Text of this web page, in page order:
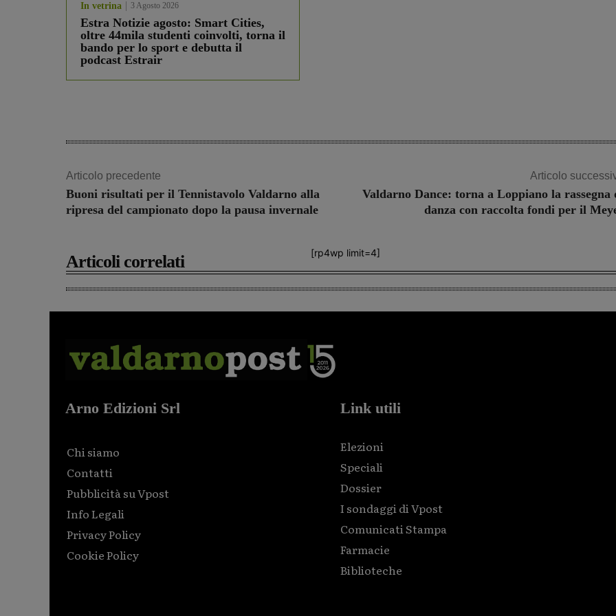
In vetrina 3 Agosto 2026
Estra Notizie agosto: Smart Cities,
oltre 44mila studenti coinvolti, torna il
bando per lo sport e debutta il
podcast Estrair
Articolo precedente
Buoni risultati per il Tennistavolo Valdarno alla
ripresa del campionato dopo la pausa invernale
Articolo
Valdarno Dance: torna a Loppiano la rassegna
danza con raccolta fondi per il
[rp4wp limit=4]
Articoli correlati
Arno Edizioni Srl
Chi siamo
Contatti
Pubblicità su Vpost
Info Legali
Privacy Policy
Cookie Policy
Link utili
Elezioni
Speciali
Dossier
I sondaggi di Vpost
Comunicati Stampa
Farmacie
Biblioteche